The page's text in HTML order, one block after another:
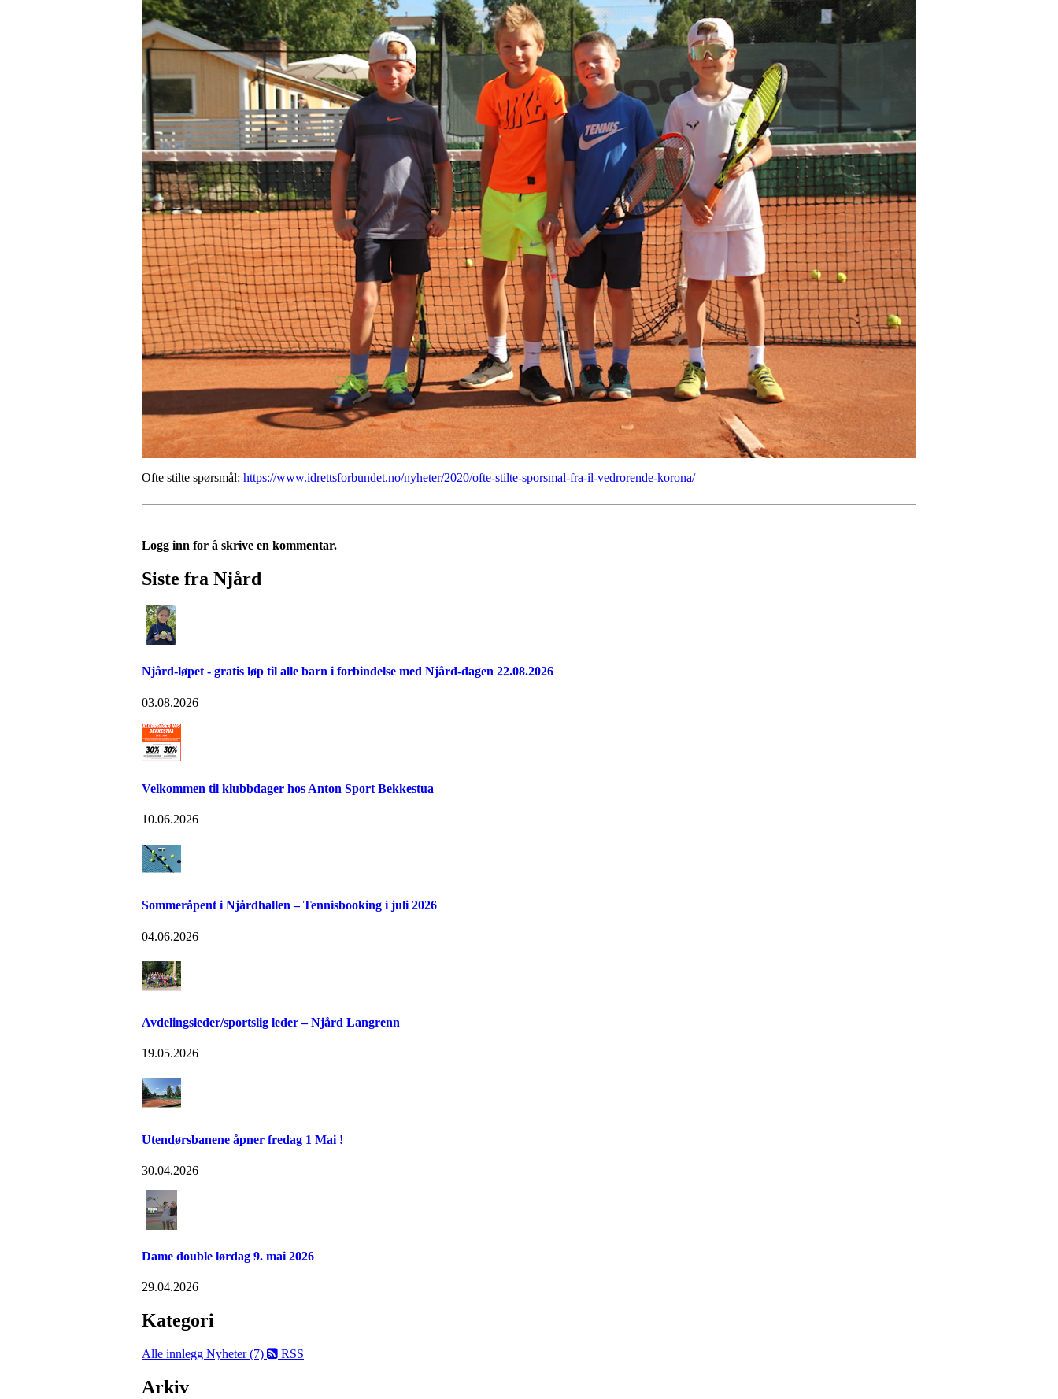
Ofte stilte spørsmål: https://www.idrettsforbundet.no/nyheter/2020/ofte-stilte-sporsmal-fra-il-vedrorende-korona/
Logg inn for å skrive en kommentar.
Siste fra Njård
Njård-løpet - gratis løp til alle barn i forbindelse med Njård-dagen 22.08.2026
03.08.2026
Velkommen til klubbdager hos Anton Sport Bekkestua
10.06.2026
Sommeråpent i Njårdhallen – Tennisbooking i juli 2026
04.06.2026
Avdelingsleder/sportslig leder – Njård Langrenn
19.05.2026
Utendørsbanene åpner fredag 1 Mai !
30.04.2026
Dame double lørdag 9. mai 2026
29.04.2026
Kategori
Alle innlegg Nyheter (7) RSS
Arkiv